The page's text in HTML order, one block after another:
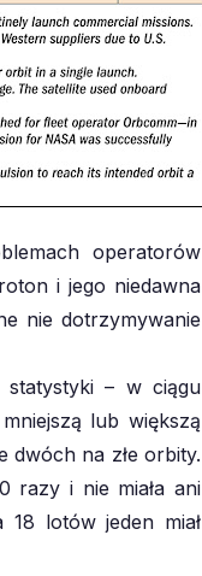
operatorów
i jego niedawna
nie dotrzymywanie
statystyki – w ciągu
lub większą
dwóch na złe orbity.
razy i nie miała ani
lotów jeden miał